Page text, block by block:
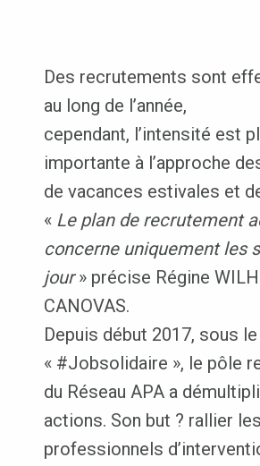
Des recrutements sont
au long de l’année,
cependant, l’intensité est
importante à l’approche
de vacances estivales et
« Le plan de recrutement
concerne uniquement les
jour» précise Régine
CANOVAS.
Depuis début 2017, sous
« #Jobsolidaire », le pôle
du Réseau APA a
actions. Son but ? rallier
professionnels